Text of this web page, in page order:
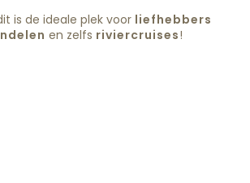
is de ideale plek voor liefhebbers
en zelfs riviercruises!